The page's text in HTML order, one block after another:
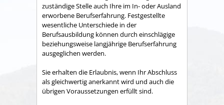
zuständige Stelle auch Ihre im In- oder Ausland
erworbene Berufserfahrung. Festgestellte
wesentliche Unterschiede in der
Berufsausbildung können durch einschlägige
beziehungsweise langjährige Berufserfahrung
ausgeglichen werden.
Sie erhalten die Erlaubnis, wenn Ihr Abschluss
als gleichwertig anerkannt wird und auch die
übrigen Voraussetzungen erfüllt sind.